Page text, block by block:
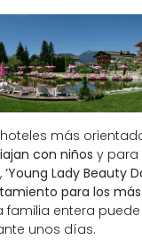
más
con niños y para
‘Young Lady Beauty
para los
familia entera
unos días.